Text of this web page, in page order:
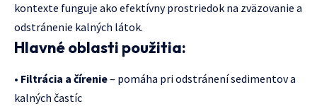
kontexte funguje ako efektívny prostriedok na zväzovanie a
odstránenie kalných látok.
Hlavné oblasti použitia:
• Filtrácia a čírenie– pomáha pri odstránení sedimentov a
kalných častíc